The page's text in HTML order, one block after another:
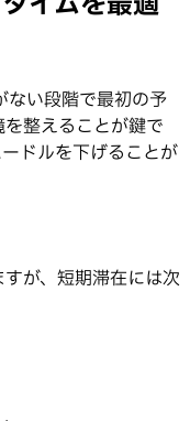
い段階で最初の予
整えることが鍵で
ドルを下げることが
が、短期滞在には次